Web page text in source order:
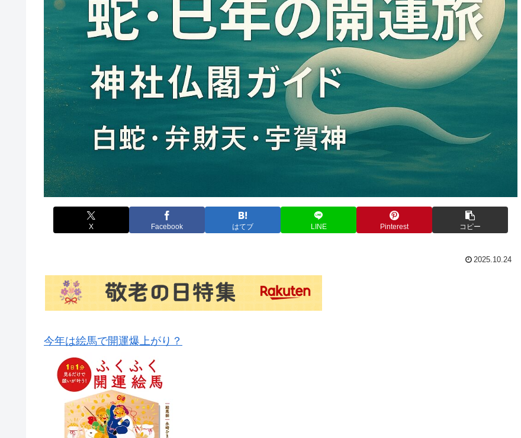
X Facebook はてブ LINE Pinterest コピー
2025.10.24
今年は絵馬で開運爆上がり？